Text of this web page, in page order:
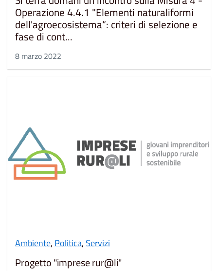
Operazione 4.4.1 "Elementi naturaliformi
dell'agroecosistema“: criteri di selezione e
fase di cont...
8 marzo 2022
Ambiente, Politica, Servizi
Progetto "imprese rur@li"